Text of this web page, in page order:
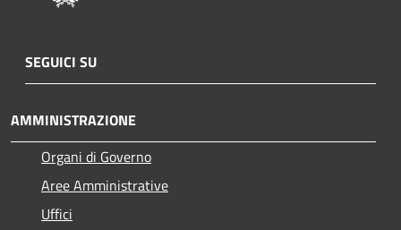
SEGUICI SU
AMMINISTRAZIONE
Organi di Governo
Aree Amministrative
Uffici